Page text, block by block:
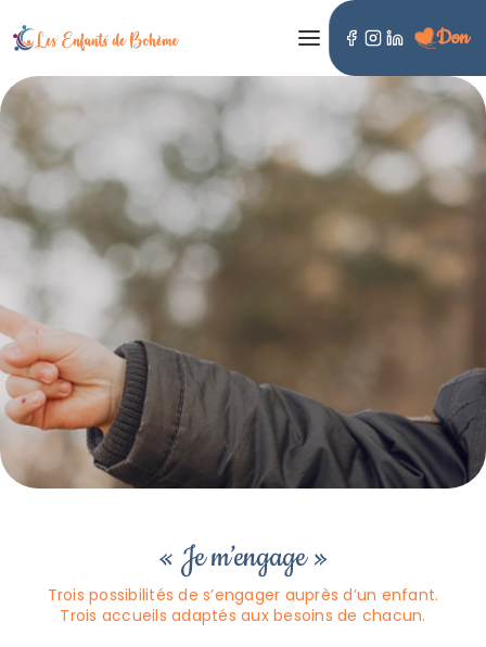
Don
LES ENFANTS DE BOHÈME
« Je m’engage »
Trois possibilités de s’engager auprès d’un enfant.
Trois accueils adaptés aux besoins de chacun.